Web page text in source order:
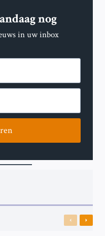
nog
in uw inbox
Previous
Next